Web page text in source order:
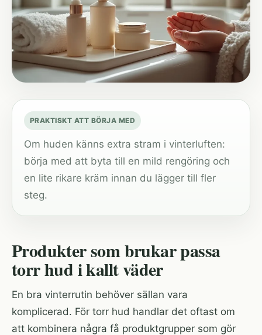
PRAKTISKT ATT BÖRJA MED
Om huden känns extra stram i vinterluften:
börja med att byta till en mild rengöring och
en lite rikare kräm innan du lägger till fler
steg.
Produkter som brukar passa
torr hud i kallt väder
En bra vinterrutin behöver sällan vara
komplicerad. För torr hud handlar det oftast om
att kombinera några få produktgrupper som gör